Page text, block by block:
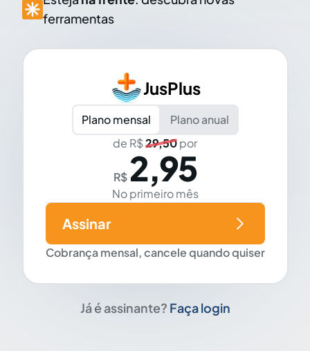
ferramentas
JusPlus
Plano mensal
Plano anual
de R$29,50por
R$ 2,95
No primeiro mês
Cobrança mensal, cancele quando quiser
Assinar
Já é assinante? Faça login